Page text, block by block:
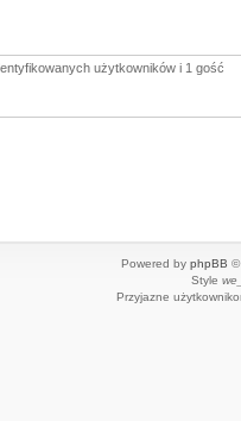
użytkowników i 1 gość
Powered by phpBB ©
Style
Przyjazne